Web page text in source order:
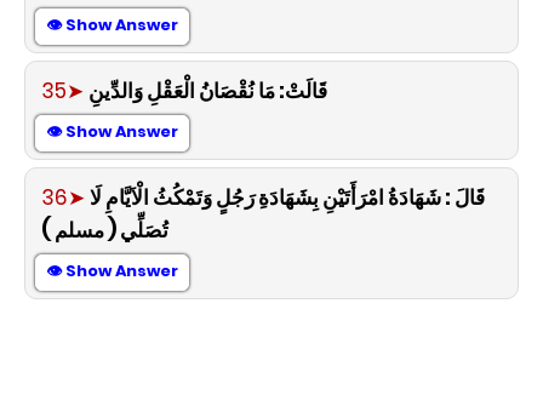
👁 Show Answer
35➤ قَالَتْ: مَا نُقْصَانُ الْعَقْلِ وَالدِّينِ
👁 Show Answer
36➤ قَالَ : شَهَادَةُ امْرَأَتَيْنِ بِشَهَادَةِ رَجُلٍ وَتَمْكُثُ الْاَيَّامِ لَا
تُصَلِّي ( مسلم )
👁 Show Answer